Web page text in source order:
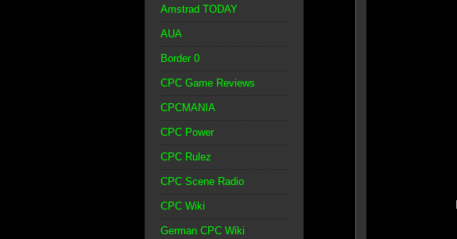
Amstrad TODAY
AUA
Border 0
CPC Game Reviews
CPCMANIA
CPC Power
CPC Rulez
CPC Scene Radio
CPC Wiki
German CPC Wiki